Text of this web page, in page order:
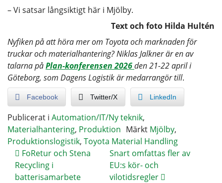
– Vi satsar långsiktigt här i Mjölby.
Text och foto Hilda Hultén
Nyfiken på att höra mer om Toyota och marknaden för
truckar och materialhantering? Niklas Jalkner är en av
talarna påPlan-konferensen 2026den 21-22 april i
Göteborg, som Dagens Logistik är medarrangör till.
Facebook Twitter/X LinkedIn
Publicerat i Automation/IT/Ny teknik,
Materialhantering, Produktion Märkt Mjölby,
Produktionslogistik, Toyota Material Handling
FoRetur och Stena
Recycling i
batterisamarbete
Snart omfattas fler av
EU:s kör- och
vilotidsregler